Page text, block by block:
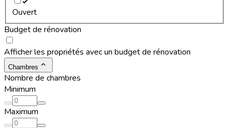
Ouvert
Budget de rénovation
Afficher les propriétés avec un budget de rénovation
Chambres
Nombre de chambres
Minimum
Maximum